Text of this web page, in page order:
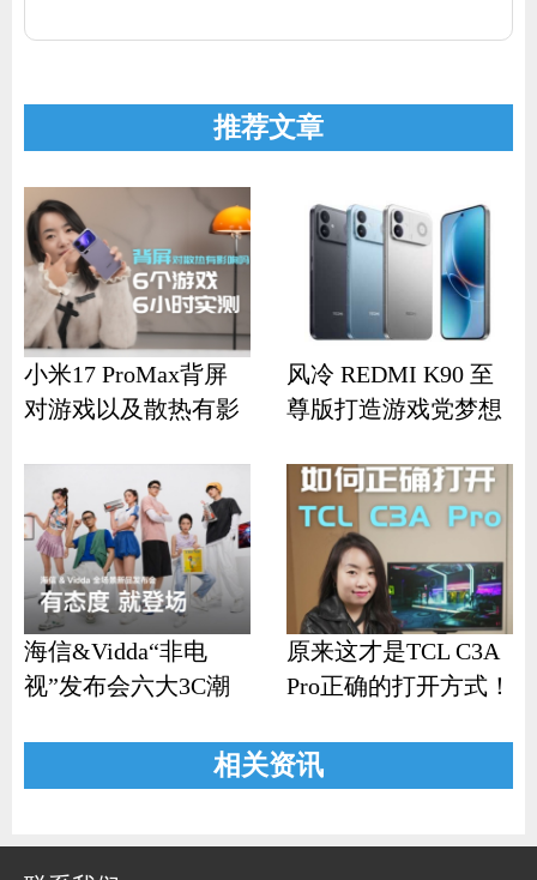
推荐文章
小米17 ProMax背屏
对游戏以及散热有影
风冷 REDMI K90 至
尊版打造游戏党梦想
海信&Vidda“非电
视”发布会六大3C潮
原来这才是TCL C3A
Pro正确的打开方式！
相关资讯